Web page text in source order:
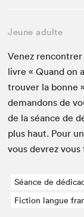
Jeune adulte
Venez
livre « Quand on
trou­ver la bonne
deman­dons de
de la séance de
plus haut. Pour
vous devrez
Séance de
Fiction langue